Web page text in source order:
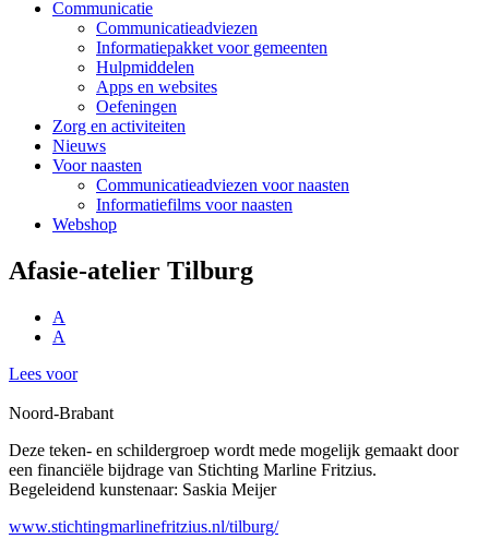
Communicatie
Communicatieadviezen
Informatiepakket voor gemeenten
Hulpmiddelen
Apps en websites
Oefeningen
Zorg en activiteiten
Nieuws
Voor naasten
Communicatieadviezen voor naasten
Informatiefilms voor naasten
Webshop
Afasie-atelier Tilburg
A
A
Lees voor
Noord-Brabant
Deze teken- en schildergroep wordt mede mogelijk gemaakt door
een financiële bijdrage van Stichting Marline Fritzius.
Begeleidend kunstenaar: Saskia Meijer
www.stichtingmarlinefritzius.nl/tilburg/